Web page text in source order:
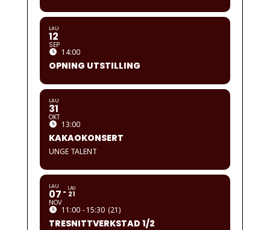
LAU
12
SEP
14:00
OPNING UTSTILLING
LAU
31
OKT
13:00
KAKAOKONSERT
UNGE TALENT
LAU
07
NOV
LAU
21
11:00 - 15:30 (21)
TRESNITTVERKSTAD 1/2